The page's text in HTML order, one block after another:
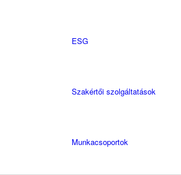
ESG
Szakértői szolgáltatások
Munkacsoportok